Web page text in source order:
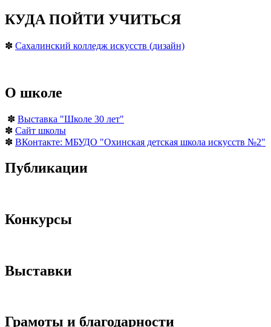
КУДА ПОЙТИ УЧИТЬСЯ
✽ Сахалинский колледж искусств (дизайн)
О школе
✽ Выставка "Школе 30 лет"
✽ Сайт школы
✽ ВКонтакте: МБУДО "Охинская детская школа искусств №2"
Публикации
Конкурсы
Выставки
Грамоты и благодарности